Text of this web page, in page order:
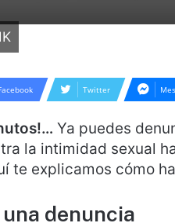
Twitter
Ya puedes
la intimidad sexual
te explicamos cómo
denuncia